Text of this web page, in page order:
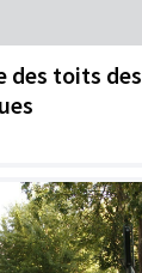
des toits des